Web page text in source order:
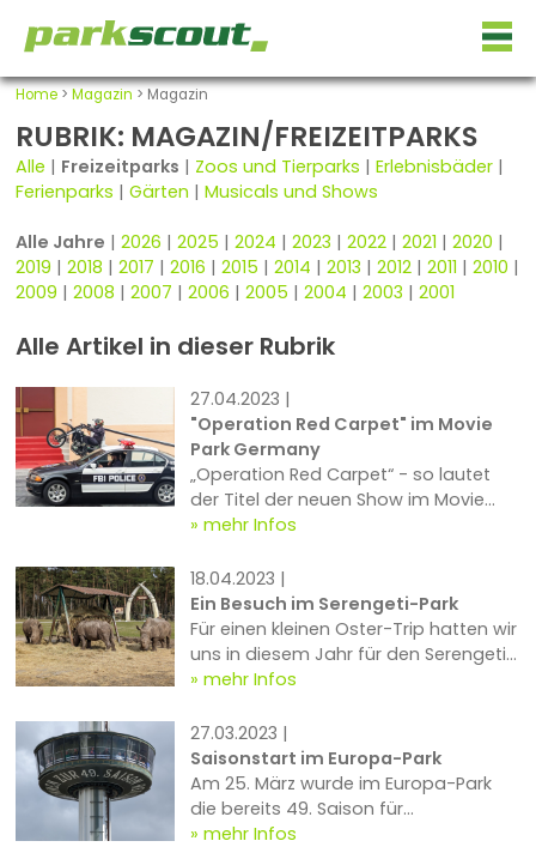
Home> Magazin > Magazin
RUBRIK: MAGAZIN/FREIZEITPARKS
Alle | Freizeitparks | Zoos und Tierparks | Erlebnisbäder|
Ferienparks | Gärten | Musicals und Shows
Alle Jahre | 2026 | 2025 | 2024 | 2023 | 2022| 2021 | 2020 |
2019 | 2018 | 2017 | 2016 | 2015 | 2014 | 2013 | 2012| 2011 | 2010 |
2009 | 2008 | 2007 | 2006 | 2005 | 2004 | 2003 | 2001
Alle Artikel in dieser Rubrik
27.04.2023 |
"Operation Red Carpet" im Movie
Park Germany
„Operation Red Carpet“ - so lautet
der Titel der neuen Show im Movie
Park Germany, und der Name ist hier
thematisch um die Award Verleihung
des „Golden Sam Award“ mitten in
Hollywood, dem wichtigsten Filmpreis,
den die Movie Park Studios jährlich an
das Who is Who der Filmbranche
mehr Infos
18.04.2023 |
Ein Besuch im Serengeti-Park
Für einen kleinen Oster-Trip hatten wir
uns in diesem Jahr für den Serengeti-
Park entschieden, der rund 30
entfernt zu finden ist ...
mehr Infos
27.03.2023 |
Saisonstart im Europa-Park
Am 25. März wurde im Europa-Park
die bereits 49. Saison für
Deutschlands größten Freizeitpark
mehr Infos